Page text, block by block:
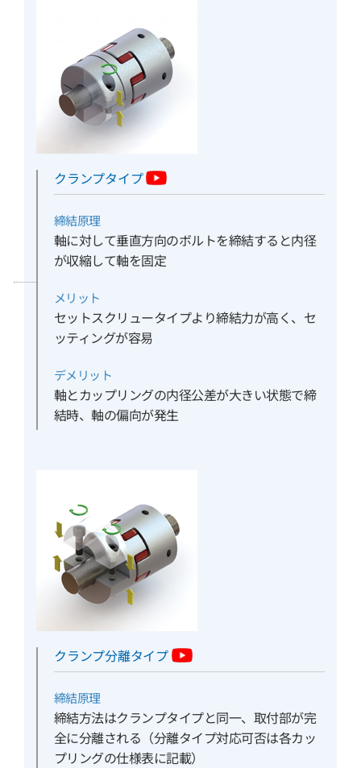
クランプタイプ
締結原理
軸に対して垂直方向のボルトを締結すると内径
が収縮して軸を固定
メリット
セットスクリュータイプより締結力が高く、セ
ッティングが容易
デメリット
軸とカップリングの内径公差が大きい状態で締
結時、軸の偏向が発生
クランプ分離タイプ
締結原理
締結方法はクランプタイプと同一、取付部が完
全に分離される（分離タイプ対応可否は各カッ
プリングの仕様表に記載）